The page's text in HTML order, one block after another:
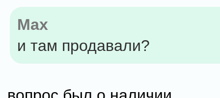
Max
и там продавали?